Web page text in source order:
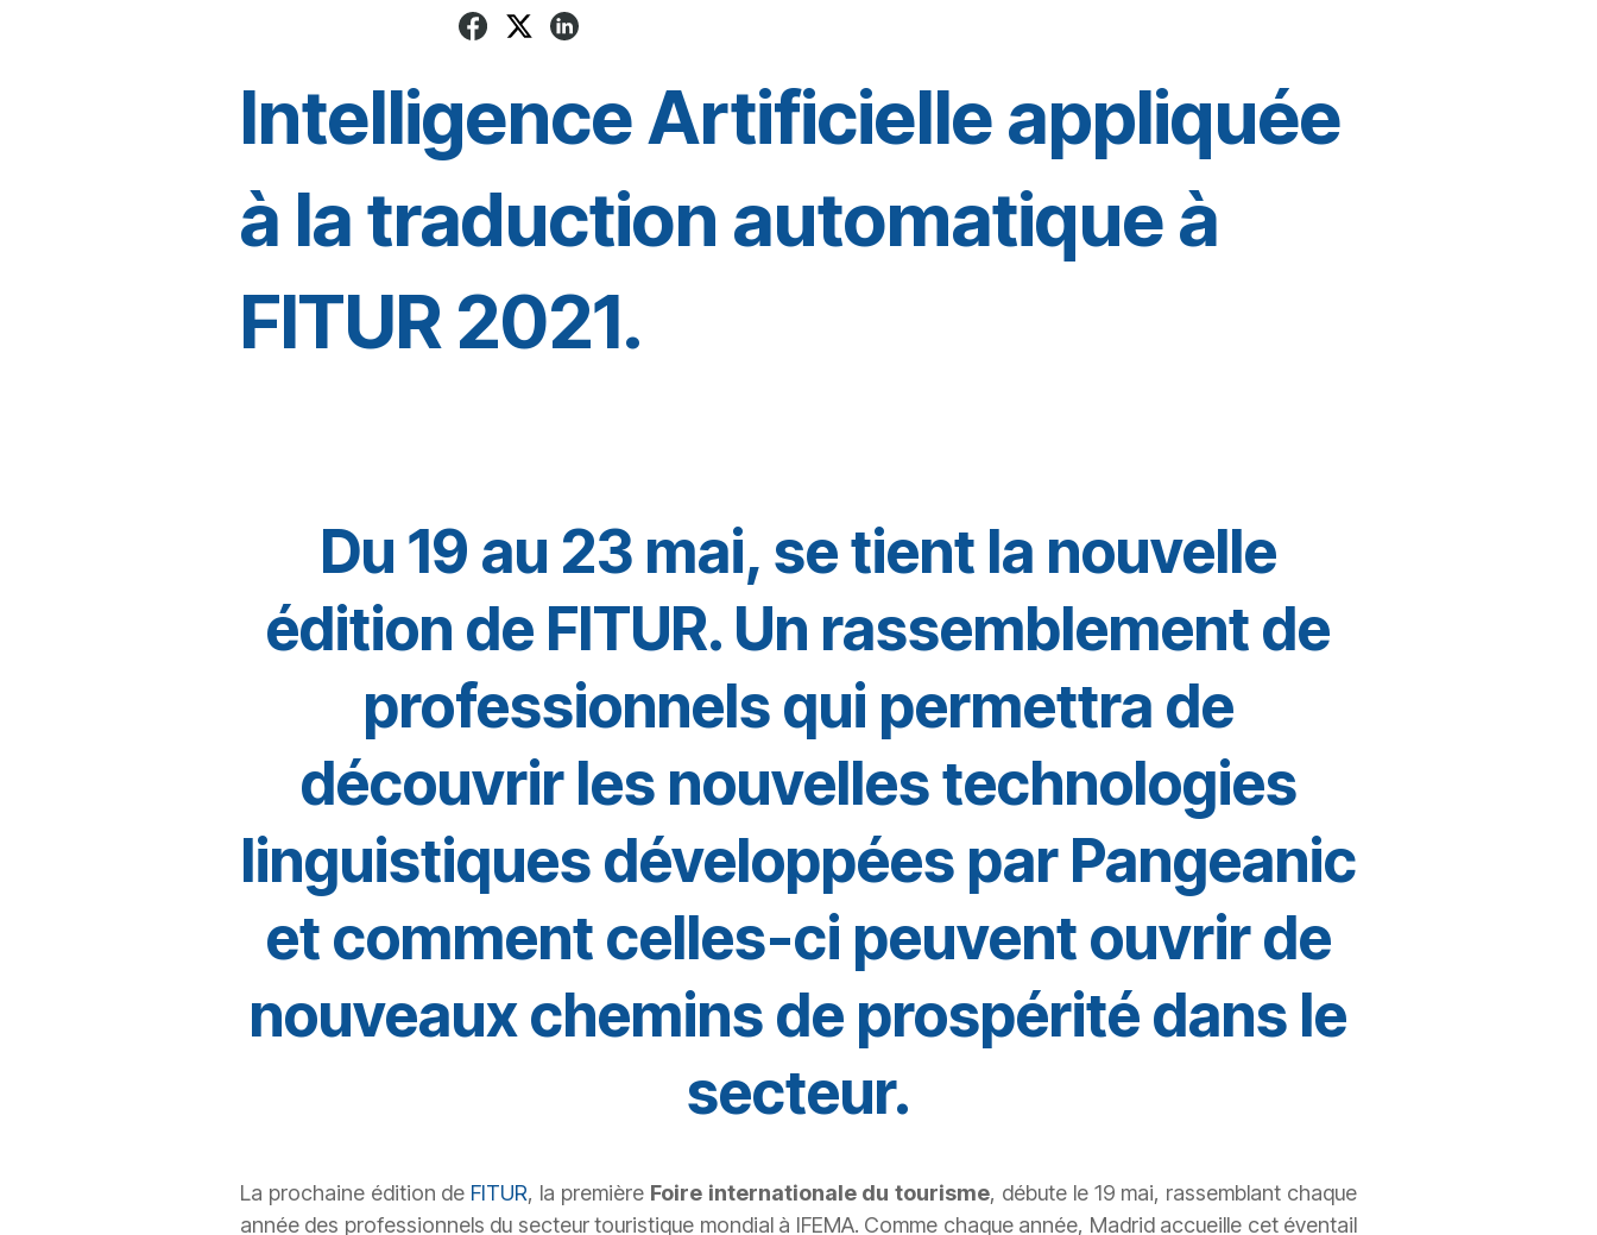
Intelligence Artificielle appliquée
à la traduction automatique à
FITUR 2021.
Du 19 au 23 mai, se tient la nouvelle
édition de FITUR. Un rassemblement de
professionnels qui permettra de
découvrir les nouvelles technologies
linguistiques développées par Pangeanic
et comment celles-ci peuvent ouvrir de
nouveaux chemins de prospérité dans le
secteur.
La prochaine édition de FITUR, la première Foire internationale du tourisme, débute le 19 mai, rassemblant chaque
année des professionnels du secteur touristique mondial à IFEMA. Comme chaque année, Madrid accueille cet éventail